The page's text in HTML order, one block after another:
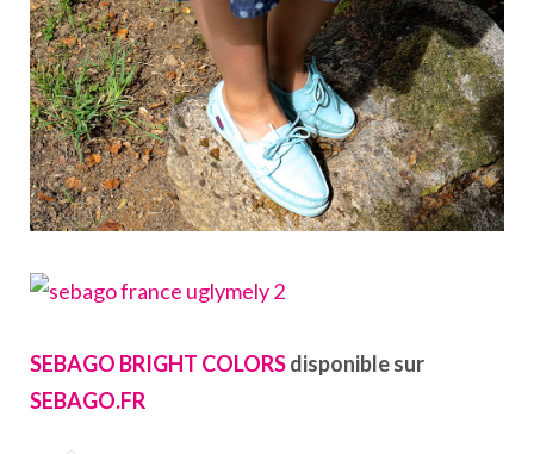
SEBAGO BRIGHT COLORSdisponible sur
SEBAGO.FR